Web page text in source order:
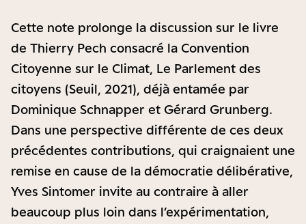
Cette note prolonge la discussion sur le livre
de Thierry Pech consacré la Convention
Citoyenne sur le Climat, Le Parlement des
citoyens (Seuil, 2021), déjà entamée par
Dominique Schnapper et Gérard Grunberg.
Dans une perspective différente de ces deux
précédentes contributions, qui craignaient une
remise en cause de la démocratie délibérative,
Yves Sintomer invite au contraire à aller
beaucoup plus loin dans l’expérimentation,